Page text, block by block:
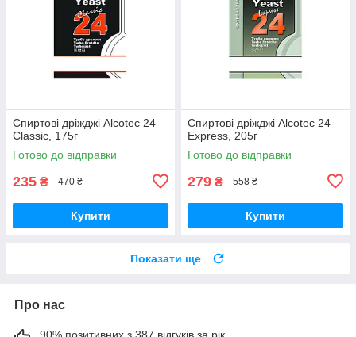
Спиртові дріжджі Alcotec 24
Classic, 175г
Готово до відправки
235 ₴ 470 ₴
Купити
Спиртові дріжджі Alcotec 24
Express, 205г
Готово до відправки
279 ₴ 558 ₴
Купити
Показати ще
Про нас